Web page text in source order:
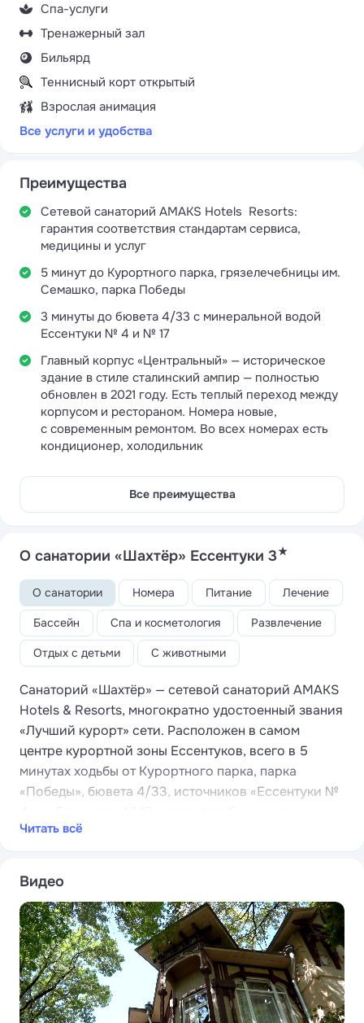
Спа-услуги
Тренажерный зал
Бильярд
Теннисный корт открытый
Взрослая анимация
Все услуги и удобства
Преимущества
Сетевой санаторий AMAKS Hotels Resorts:
гарантия соответствия стандартам сервиса,
медицины и услуг
5 минут до Курортного парка, грязелечебницы им.
Семашко, парка Победы
3 минуты до бювета 4/33 с минеральной водой
Ессентуки № 4 и № 17
Главный корпус «Центральный» — историческое
здание в стиле сталинский ампир — полностью
обновлен в 2021 году. Есть теплый переход между
корпусом и рестораном. Номера новые,
с современным ремонтом. Во всех номерах есть
кондиционер, холодильник
Все преимущества
О санатории «Шахтёр» Ессентуки 3★
О санатории Номера Питание Лечение
Бассейн Спа и косметология Развлечение
Отдых с детьми С животными
Санаторий «Шахтёр» — сетевой санаторий AMAKS
Hotels & Resorts, многократно удостоенный звания
«Лучший курорт» сети. Расположен в самом
центре курортной зоны Ессентуков, всего в 5
минутах ходьбы от Курортного парка, парка
«Победы», бювета 4/33, источников «Ессентуки №
Семашко.
памятник архитектуры в стиле сталинский ампир.
Обновлён в 2021 году. Все номера оснащены
современными удобствами, включая
кондиционеры, холодильники, сейфы и
качественные матрасы.
В санаториитрёхразовое питание по системе
«шведский стол». Доступно 4 вида диет и
Читать всё
Видео